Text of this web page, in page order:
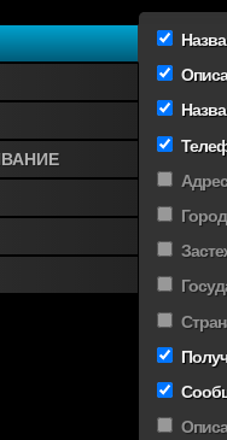
Адрес
Город